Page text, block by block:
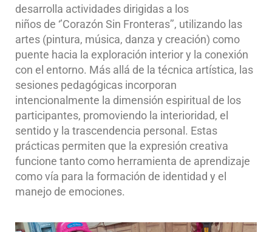
desarrolla actividades dirigidas a los
niños de ‘’Corazón Sin Fronteras’’, utilizando las
artes (pintura, música, danza y creación) como
puente hacia la exploración interior y la conexión
con el entorno. Más allá de la técnica artística, las
sesiones pedagógicas incorporan
intencionalmente la dimensión espiritual de los
participantes, promoviendo la interioridad, el
sentido y la trascendencia personal. Estas
prácticas permiten que la expresión creativa
funcione tanto como herramienta de aprendizaje
como vía para la formación de identidad y el
manejo de emociones.